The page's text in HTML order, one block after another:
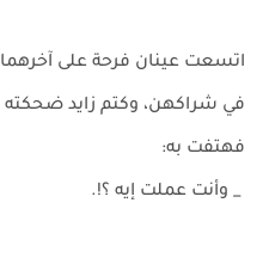
اتسعت عينان فرحة على
في شراكهن، وكتم زايد
فهتفت به:
_ وأنت عملت إيه ؟!.